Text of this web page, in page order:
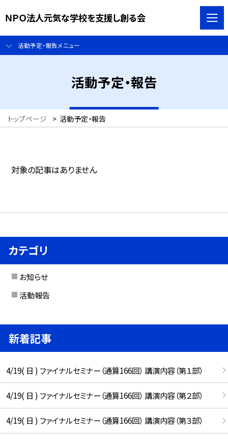
ＮＰＯ法人元気な学校を支援し創る会
活動予定・報告メニュー
活動予定・報告
トップページ > 活動予定・報告
対象の記事はありません
カテゴリ
お知らせ
活動報告
新着記事
4/19( 日 ) ファイナルセミナー（通算166回） 講演内容（第１部）
4/19( 日 ) ファイナルセミナー（通算166回） 講演内容（第２部）
4/19( 日 ) ファイナルセミナー（通算166回） 講演内容（第３部）